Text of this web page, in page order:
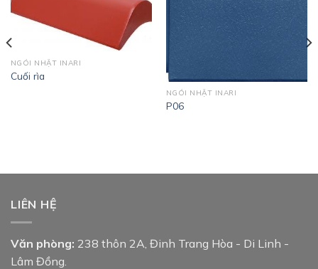
NGÓI NHẬT INARI
Cuối rìa
NGÓI NHẬT INARI
P06
LIÊN HỆ
Văn phòng: 238 thôn 2A, Đinh Trang Hòa - Di Linh -
Lâm Đồng.